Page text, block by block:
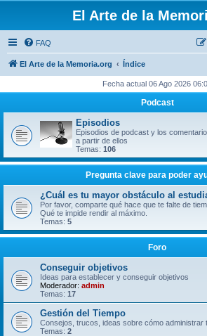
El Arte de la
FAQ
El Arte de la Memoria.org Índice
Fecha actual 06 Ago 2026
Podcast
Episodios
Episodios de podcast y los
a partir de ellos
Temas: 106
Pregunta clave para poder
¿Cuál es tu mayor obstáculo al
Por favor, comparte qué hace que te falte de
Qué te impide rendir al máximo.
Temas: 5
Foro
Conseguir objetivos
Ideas para establecer y conseguir objetivos
Moderador: admin
Temas: 17
Gestión del Tiempo
Consejos, trucos, ideas sobre cómo administrar
Temas: 2